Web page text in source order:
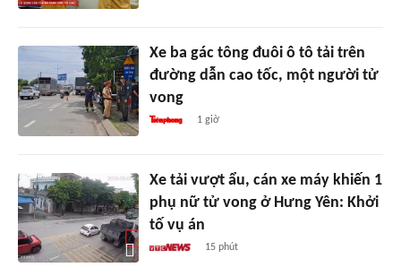
Xe ba gác tông đuôi ô tô tải trên
đường dẫn cao tốc, một người tử
vong
1 giờ
Xe tải vượt ẩu, cán xe máy khiến 1
phụ nữ tử vong ở Hưng Yên: Khởi
tố vụ án
15 phút